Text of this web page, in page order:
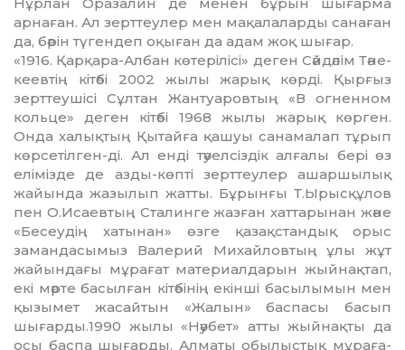
Нұрлан Оразалин де менен бұрын шығарма
арнаған. Ал зерттеулер мен мақалаларды санаған
да, бә­рін түгендеп оқыған да адам жоқ шығар.
«1916. Қарқара-Албан кө­те­рі­лісі» деген Сәйдәлім Тә­не­
ке­ев­тің кітәбі 2002 жылы жа­рық көрді. Қырғыз
зерттеушісі Сұл­тан Жантуаровтың «В огненном
кольце» деген кітәбі 1968 жы­лы жарық көрген.
Онда ха­лық­тың Қытайға қашуы санама­лап тұрып
көрсетілген-ді. Ал енді тәуелсіздік алғалы бері өз
елімізде де азды-көпті зерттеулер ашаршылық
жа­йында жазылып жатты. Бұрынғы Т.Ырысқұлов
пен О.Исаевтың Ста­линге жазған хаттарынан және
«Бесеудің хатынан» өзге қазақс­тан­дық орыс
замандасымыз Валерий Михайловтың ұлы жұт
жайындағы мұрағат материалдарын жыйнақтап,
екі мәрте басылған кітәбінің екінші басылымын мен
қызымет жасайтын «Жалын» баспасы басып
шығарды.1990 жылы «Нәубет» ат­ты жыйнақты да
осы баспа шы­ғарды. Алматы обылыстық мұра­ға­